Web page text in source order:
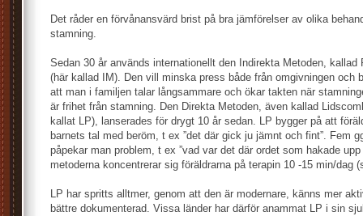
Det råder en förvånansvärd brist på bra jämförelser av olika
stamning.
Sedan 30 år används internationellt den Indirekta Metoden, kallad
(här kallad IM). Den vill minska press både från omgivningen och
att man i familjen talar långsammare och ökar takten när
är frihet från stamning. Den Direkta Metoden, även kallad
kallat LP), lanserades för drygt 10 år sedan. LP bygger på att
barnets tal med beröm, t ex ”det där gick ju jämnt och fint”. Fem
påpekar man problem, t ex ”vad var det där ordet som hakade upp
metoderna koncentrerar sig föräldrarna på terapin 10 -15 min/dag
LP har spritts alltmer, genom att den är modernare, känns mer
bättre dokumenterad. Vissa länder har därför anammat LP i sin